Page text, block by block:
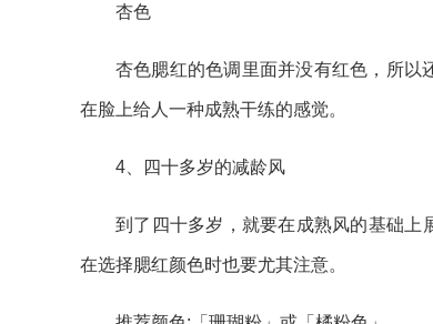
杏色
杏色腮红的色调里面并没有红色，所以
在脸上给人一种成熟干练的感觉。
4、四十多岁的减龄风
到了四十多岁，就要在成熟风的基础上
在选择腮红颜色时也要尤其注意。